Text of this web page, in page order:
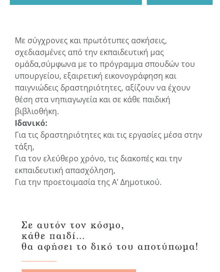
Με σύγχρονες και πρωτότυπες ασκήσεις,
σχεδιασμένες από την εκπαιδευτική μας
ομάδα,σύμφωνα με το πρόγραμμα σπουδών του
υπουργείου, εξαιρετική εικονογράφηση και
παιγνιώδεις δραστηριότητες, αξίζουν να έχουν
θέση στα νηπιαγωγεία και σε κάθε παιδική
βιβλιοθήκη.
Ιδανικό:
Για τις δραστηριότητες και τις εργασίες μέσα στην
τάξη,
Για τον ελεύθερο χρόνο, τις διακοπές και την
εκπαιδευτική απασχόληση,
Για την προετοιμασία της Α’ Δημοτικού.